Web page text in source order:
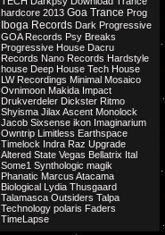
hardcore 2013 Goa Trance Prog
Iboga Records Dark Progressive
GOA Records Psy Breaks
Progressive House Dacru
Records Nano Records Hardstyle
house Deep House Tech House
LW Recordings Minimal Mosaico
Ovnimoon Makida Impact
Drukverdeler Dickster Ritmo
Shyisma Jilax Ascent Monolock
Jacob Sixsense ikon Imaginarium
Owntrip Limitless Earthspace
Timelock Indra Raz Upgrade
Altered State Vegas Bellatrix Ital
Some1 Synthologic magik
Phanatic Marcus Atacama
Biological Lydia Thusgaard
Talamasca Outsiders Talpa
Technology polaris Faders
TimeLapse